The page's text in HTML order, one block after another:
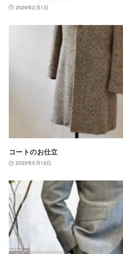
2026年2月1日
コートのお仕立
2025年5月13日